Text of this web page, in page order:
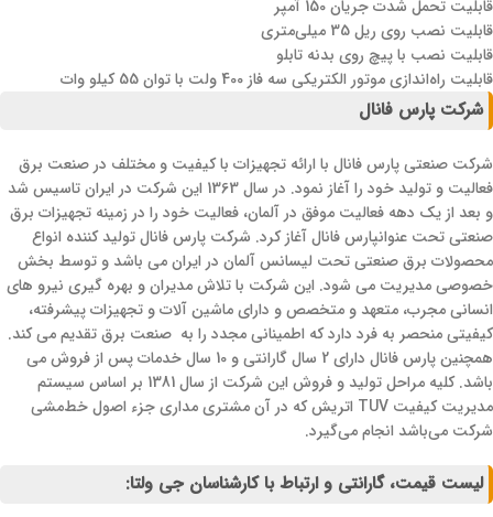
قابلیت تحمل شدت‌ جریان 150 آمپر
قابلیت نصب روی ریل 35 میلی‌متری
قابلیت نصب با پیچ روی بدنه تابلو
قابلیت راه‌اندازی موتور الکتریکی سه فاز 400 ولت با توان 55 کیلو وات
شرکت پارس فانال
شرکت صنعتی پارس فانال با ارائه تجهیزات با کیفیت و مختلف در صنعت برق
فعالیت و تولید خود را آغاز نمود. در سال 1363 این شرکت در ایران تاسیس شد
و بعد از یک دهه فعالیت موفق در آلمان، فعالیت خود را در زمینه تجهیزات برق
صنعتی تحت عنوانپارس فانال آغاز کرد. شرکت پارس فانال تولید کننده انواع
محصولات برق صنعتی تحت لیسانس آلمان در ایران می باشد و توسط بخش
خصوصی مدیریت می شود. این شرکت با تلاش مدیران و بهره گیری نیرو های
انسانی مجرب، متعهد و متخصص و دارای ماشین‌ آلات و تجهیزات پیشرفته،
کیفیتی منحصر به فرد دارد که اطمینانی مجدد را به صنعت برق تقدیم می کند.
همچنین پارس فانال دارای 2 سال گارانتی و 10 سال خدمات پس از فروش می
باشد. کلیه مراحل تولید و فروش این شرکت از سال 1381 بر اساس سیستم
مدیریت کیفیت TUV اتریش که در آن مشتری مداری جزء اصول خط‌مشی
شرکت می‌باشد انجام می‌گیرد.
لیست قیمت، گارانتی و ارتباط با کارشناسان جی ولتا: